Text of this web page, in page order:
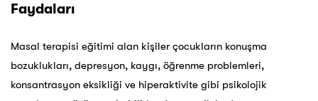
Faydaları
Masal terapisi eğitimi alan kişiler çocukların konuşma
bozuklukları, depresyon, kaygı, öğrenme problemleri,
konsantrasyon eksikliği ve hiperaktivite gibi psikolojik